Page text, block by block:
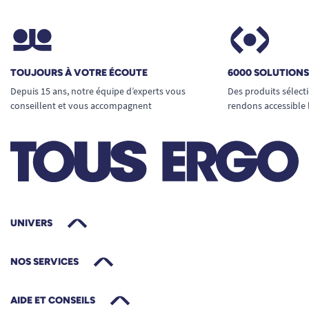
uniquement). Aucun outil spécial n’est
nécessaire, il vous suffit de brancher la
rallonge entre la prise existante et votre
télécommande.
rallongé facilitant la circulation autour de
votre fauteuil ou lit médicalisé, sans
encombrement ni tension sur les
Connexion sécurisée
fiable et durable, minimisant tout risque de
faux contact ou de débranchement
TOUJOURS À VOTRE ÉCOUTE
Depuis 15 ans, notre équipe d’experts vous
conseillent et vous accompagnent
6000
Des produits
rendons
UNIVERS
NOS SERVICES
AIDE ET CONSEILS